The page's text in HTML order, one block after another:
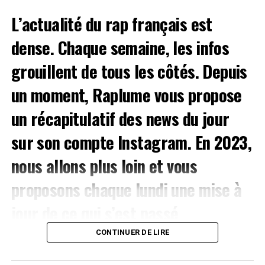
Ne cours pas après l’argent
Je ne courspas après
l’argent. J’ai toujours voulu
lancé mon propre network,
faire quelque chose de
cool. Ça a toujours été
question de faire ce qui me
semble être génial, et
l’argent viendra, je ne m’en
VYV Festival – Dijon (du 9 au 11 juin)
On
L’actualité du rap français est
dense. Chaque semaine, les infos
grouillent de tous les côtés. Depuis
un moment, Raplume vous propose
un récapitulatif des news du jour
sur soncompte Instagram. En 2023,
nous allons plus loin et vous
proposons chaque lundi une mise à
d’important dans le secteur.
CONTINUER DE LIRE